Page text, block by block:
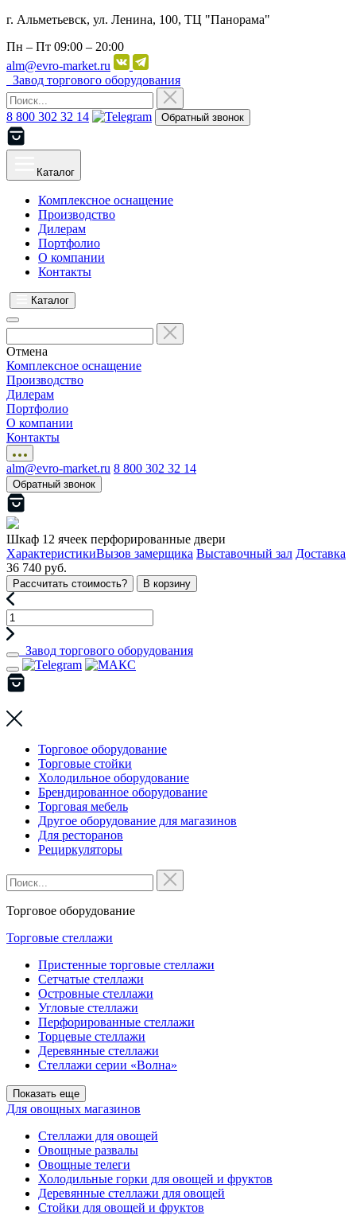
г. Альметьевск, ул. Ленина, 100, ТЦ "Панорама"
Пн – Пт 09:00 – 20:00
alm@evro-market.ru
Завод торгового оборудования
8 800 302 32 14 Обратный звонок
Каталог
Комплексное оснащение
Производство
Дилерам
Портфолио
О компании
Контакты
Каталог
Отмена
Комплексное оснащение
Производство
Дилерам
Портфолио
О компании
Контакты
alm@evro-market.ru 8 800 302 32 14
Обратный звонок
Шкаф 12 ячеек перфорированные двери
ХарактеристикиВызов замерщика Выставочный зал Доставка
36 740 руб.
Рассчитать стоимость? В корзину
Завод торгового оборудования
Торговое оборудование
Торговые стойки
Холодильное оборудование
Брендированное оборудование
Торговая мебель
Другое оборудование для магазинов
Для ресторанов
Рециркуляторы
Торговое оборудование
Торговые стеллажи
Пристенные торговые стеллажи
Сетчатые стеллажи
Островные стеллажи
Угловые стеллажи
Перфорированные стеллажи
Торцевые стеллажи
Деревянные стеллажи
Стеллажи серии «Волна»
Показать еще
Для овощных магазинов
Стеллажи для овощей
Овощные развалы
Овощные телеги
Холодильные горки для овощей и фруктов
Деревянные стеллажи для овощей
Стойки для овощей и фруктов